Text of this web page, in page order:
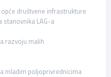
opće društvene infrastrukture
stanovnika LAG-a
razvoju malih
mladim poljoprivrednicima